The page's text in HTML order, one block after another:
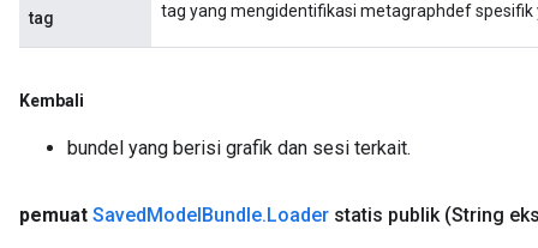
tag tag yang mengidentifikasi metagraphdef spesifik
Kembali
bundel yang berisi grafik dan sesi terkait.
pemuat SavedModelBundle.Loader statis publik (String